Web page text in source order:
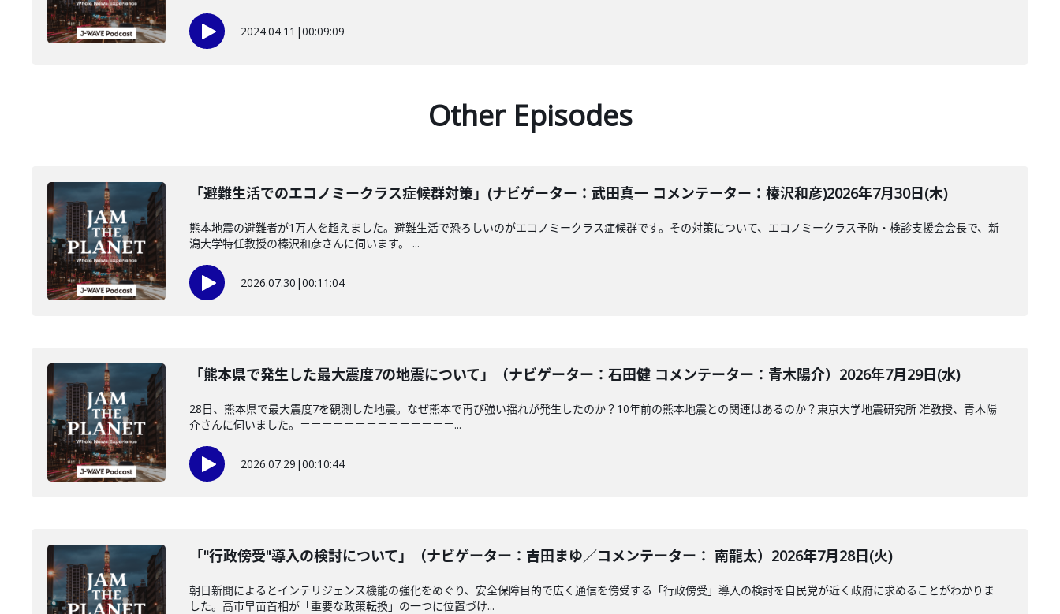
2024.04.11 |00:09:09
Other Episodes
「避難生活でのエコノミークラス症候群対策」(ナビゲーター：武田真一 コメンテーター：榛沢和彦)2026年7月30日(木)
熊本地震の避難者が1万人を超えました。避難生活で恐ろしいのがエコノミークラス症候群です。その対策について、エコノミークラス予防・検診支援会会長で、新
潟大学特任教授の榛沢和彦さんに伺います。 ...
2026.07.30 |00:11:04
「熊本県で発生した最大震度7の地震について」（ナビゲーター：石田健 コメンテーター：青木陽介）2026年7月29日(水)
28日、熊本県で最大震度7を観測した地震。なぜ熊本で再び強い揺れが発生したのか？10年前の熊本地震との関連はあるのか？東京大学地震研究所 准教授、青木陽
介さんに伺いました。＝＝＝＝＝＝＝＝＝＝＝＝＝＝...
2026.07.29 |00:10:44
「"行政傍受"導入の検討について」（ナビゲーター：吉田まゆ／コメンテーター： 南龍太）2026年7月28日(火)
朝日新聞によるとインテリジェンス機能の強化をめぐり、安全保障目的で広く通信を傍受する「行政傍受」導入の検討を自民党が近く政府に求めることがわかりま
した。高市早苗首相が「重要な政策転換」の一つに位置づけ...